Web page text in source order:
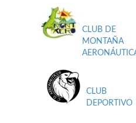
CLUB DE
MONTAÑA
CLUB
DEPORTIVO